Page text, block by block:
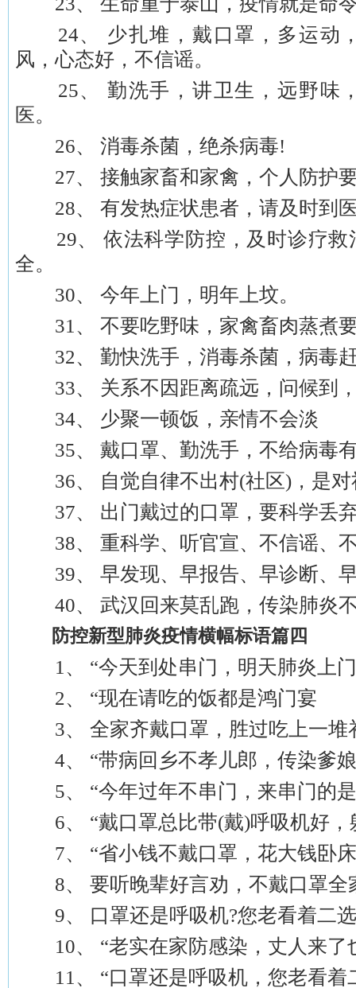
24、 少扎堆，戴口罩，多运动
风，心态好，不信谣。
25、 勤洗手，讲卫生，远野味
医。
26、 消毒杀菌，绝杀病毒!
27、 接触家畜和家禽，个人防护
28、 有发热症状患者，请及时到
29、 依法科学防控，及时诊疗救
全。
30、 今年上门，明年上坟。
31、 不要吃野味，家禽畜肉蒸煮
32、 勤快洗手，消毒杀菌，病毒
33、 关系不因距离疏远，问候到
34、 少聚一顿饭，亲情不会淡
35、 戴口罩、勤洗手，不给病毒
36、 自觉自律不出村(社区)，是对
37、 出门戴过的口罩，要科学丢
38、 重科学、听官宣、不信谣、
39、 早发现、早报告、早诊断、
40、 武汉回来莫乱跑，传染肺炎
防控新型肺炎疫情横幅标语篇四
1、 “今天到处串门，明天肺炎上门
2、 “现在请吃的饭都是鸿门宴
3、 全家齐戴口罩，胜过吃上一堆
4、 “带病回乡不孝儿郎，传染爹
5、 “今年过年不串门，来串门的是
6、 “戴口罩总比带(戴)呼吸机好，
7、 “省小钱不戴口罩，花大钱卧
8、 要听晚辈好言劝，不戴口罩全
9、 口罩还是呼吸机?您老看着二
10、 “老实在家防感染，丈人来了
11、 “口罩还是呼吸机，您老看着